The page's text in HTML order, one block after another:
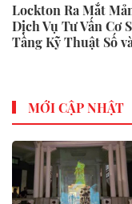
Lockton Ra Mắt
Dịch Vụ Tư Vấn Cơ
Tầng Kỹ Thuật Số
MỚI CẬP NHẬT